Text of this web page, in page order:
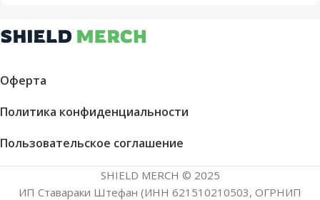
Оферта
Политика конфиденциальности
Пользовательское соглашение
SHIELD MERCH © 2025
ИП Ставараки Штефан (ИНН 621510210503, ОГРНИП